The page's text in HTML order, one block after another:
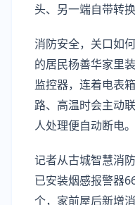
头、另一端自带转
消防安全，关口如
的居民杨善华家里
监控器，连着电表
路、高温时会主动
人处理便自动断电。
记者从古城智慧消
已安装烟感报警器
个，家前屋后新增